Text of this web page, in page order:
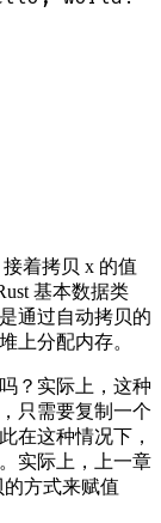
着拷贝 x 的值
基本数据类
通过自动拷贝的
上分配内存。
？实际上，这种
只需要复制一个
在这种情况下，
实际上，上一章
方式来赋值